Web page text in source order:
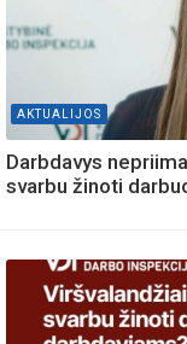
AKTUALIJOS
Darbdavys
svarbu žinoti